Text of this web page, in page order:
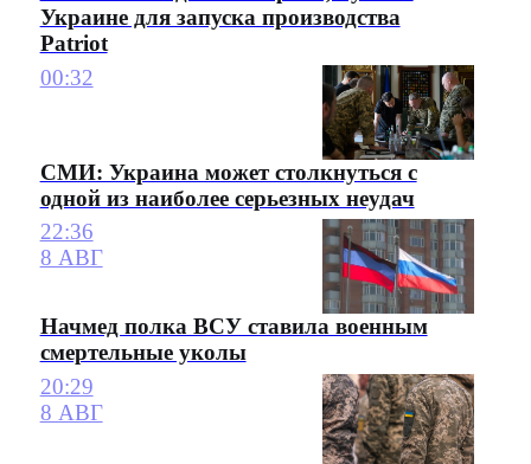
Украине для запуска производства
Patriot
00:32
СМИ: Украина может столкнуться с
одной из наиболее серьезных неудач
22:36
8 АВГ
Начмед полка ВСУ ставила военным
смертельные уколы
20:29
8 АВГ